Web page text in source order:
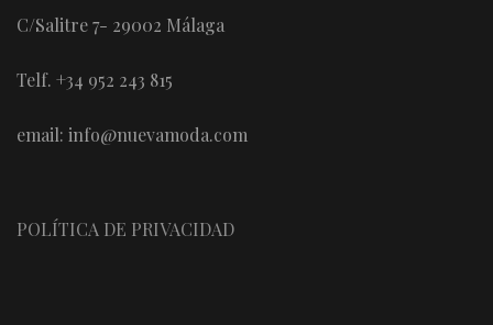
C/Salitre 7- 29002 Málaga
Telf. +34 952 243 815
email: info@nuevamoda.com
POLÍTICA DE PRIVACIDAD